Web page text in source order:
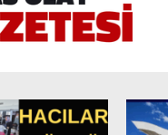
“Ben değil, Biz olalım“
İsmet Taşdemir: “Lige
Yangın Gerçeği ve